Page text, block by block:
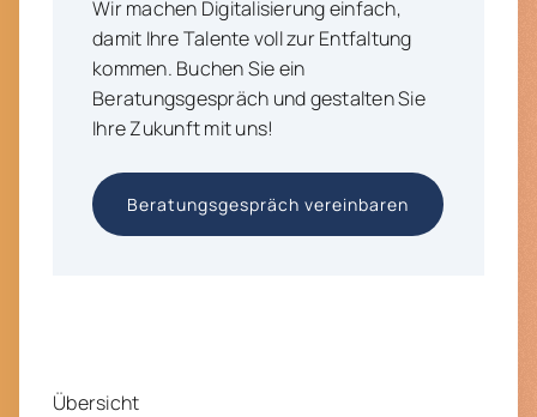
Wir machen Digitalisierung einfach,
damit Ihre Talente voll zur Entfaltung
kommen. Buchen Sie ein
Beratungsgespräch und gestalten Sie
Ihre Zukunft mit uns!
Beratungsgespräch vereinbaren
Übersicht